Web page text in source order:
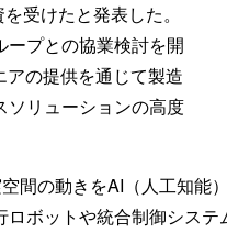
受けたと発表した。
ープとの協業検討を開
の提供を通じて製造
ソリューションの高度
間の動きをAI（人工知能
ロボットや統合制御シス